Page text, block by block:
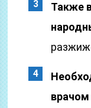
Также